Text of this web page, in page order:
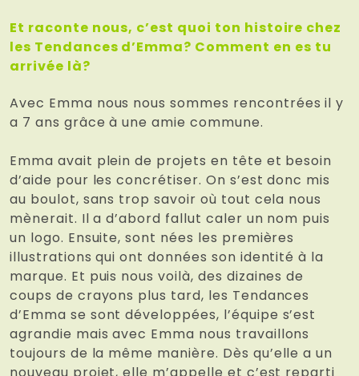
Et raconte nous, c’est quoi ton histoire chez
les Tendances d’Emma? Comment en es tu
arrivée là?
Avec Emma nous nous sommes rencontrées il y
a 7 ans grâce à une amie commune.
Emma avait plein de projets en tête et besoin
d’aide pour les concrétiser. On s’est donc mis
au boulot, sans trop savoir où tout cela nous
mènerait. Il a d’abord fallut caler un nom puis
un logo. Ensuite, sont nées les premières
illustrations qui ont données son identité à la
marque. Et puis nous voilà, des dizaines de
coups de crayons plus tard, les Tendances
d’Emma se sont développées, l’équipe s’est
agrandie mais avec Emma nous travaillons
toujours de la même manière. Dès qu’elle a un
nouveau projet, elle m’appelle et c’est reparti